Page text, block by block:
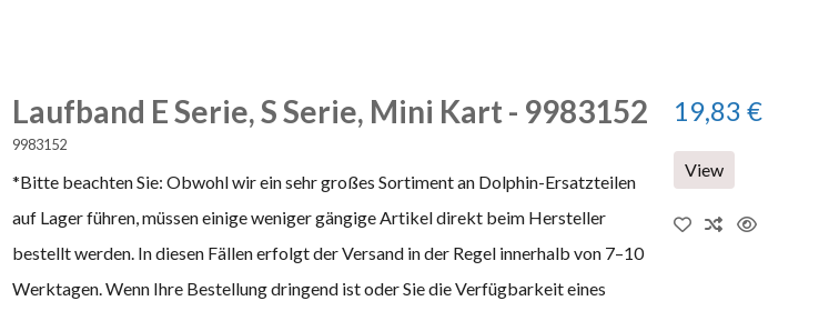
Laufband E Serie, S Serie, Mini Kart - 9983152
9983152
*Bitte beachten Sie: Obwohl wir ein sehr großes Sortiment an Dolphin-Ersatzteilen
auf Lager führen, müssen einige weniger gängige Artikel direkt beim Hersteller
bestellt werden. In diesen Fällen erfolgt der Versand in der Regel innerhalb von 7–10
Werktagen. Wenn Ihre Bestellung dringend ist oder Sie die Verfügbarkeit eines
19,83 €
View